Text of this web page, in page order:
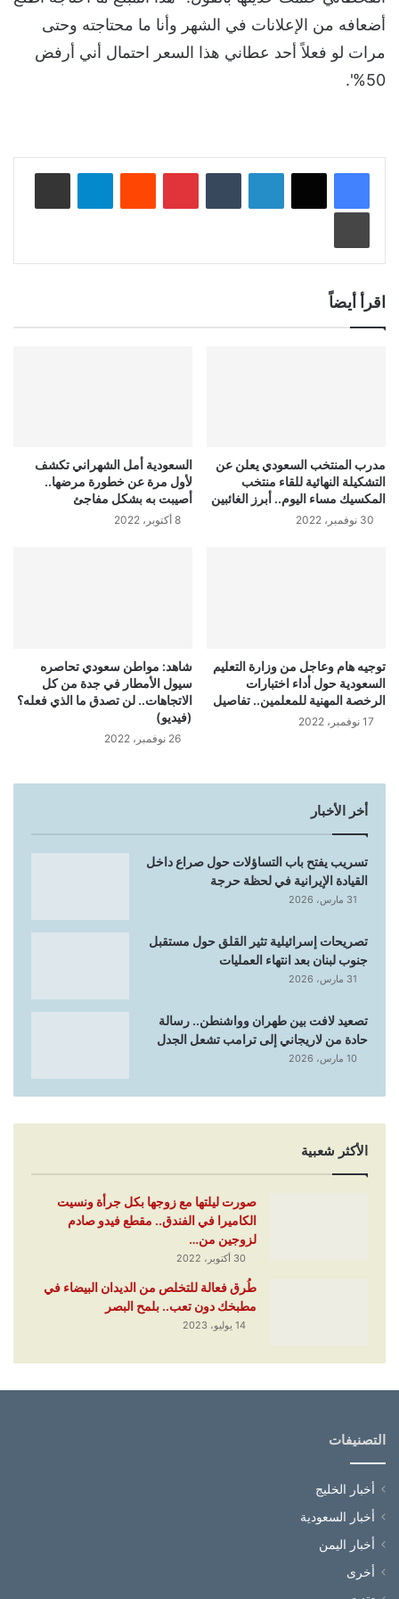
أضعافه من الإعلانات في الشهر وأنا ما محتاجته وحتى
مرات لو فعلاً أحد عطاني هذا السعر احتمال أني أرفض
50%'.
لينكدإن بينتيريست
اقرأ أيضاً
مدرب المنتخب السعودي يعلن عن
التشكيلة النهائية للقاء منتخب
المكسيك مساء اليوم.. أبرز الغائبين
30 نوفمبر، 2022
السعودية أمل الشهراني تكشف
لأول مرة عن خطورة مرضها..
أصيبت به بشكل مفاجئ
8 أكتوبر، 2022
توجيه هام وعاجل من وزارة التعليم
السعودية حول أداء اختبارات
الرخصة المهنية للمعلمين.. تفاصيل
17 نوفمبر، 2022
شاهد: مواطن سعودي تحاصره
سيول الأمطار في جدة من كل
الاتجاهات.. لن تصدق ما الذي فعله؟
(فيديو)
26 نوفمبر، 2022
أخر الأخبار
تسريب يفتح باب التساؤلات حول صراع داخل
القيادة الإيرانية في لحظة حرجة
31 مارس، 2026
تصريحات إسرائيلية تثير القلق حول مستقبل
جنوب لبنان بعد انتهاء العمليات
31 مارس، 2026
تصعيد لافت بين طهران وواشنطن.. رسالة
حادة من لاريجاني إلى ترامب تشعل الجدل
10 مارس، 2026
الأكثر شعبية
صورت ليلتها مع زوجها بكل جرأة ونسيت
الكاميرا في الفندق.. مقطع فيدو صادم
لزوجين من…
30 أكتوبر، 2022
طُرق فعالة للتخلص من الديدان البيضاء في
مطبخك دون تعب.. بلمح البصر
14 يوليو، 2023
التصنيفات
أخبار الخليج
أخبار السعودية
أخبار اليمن
أخرى